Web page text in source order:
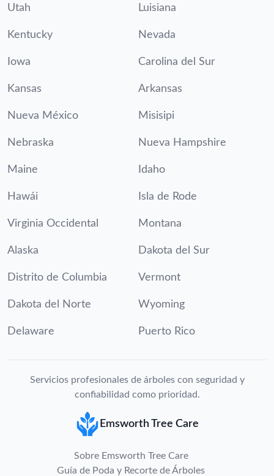
Utah Luisiana
Kentucky Nevada
Iowa Carolina del Sur
Kansas Arkansas
Nueva México Misisipi
Nebraska Nueva Hampshire
Maine Idaho
Hawái Isla de Rode
Virginia Occidental Montana
Alaska Dakota del Sur
Distrito de Columbia Vermont
Dakota del Norte Wyoming
Delaware Puerto Rico
Servicios profesionales de árboles con seguridad y
confiabilidad como prioridad.
Emsworth Tree Care
Sobre Emsworth Tree Care
Guía de Poda y Recorte de Árboles